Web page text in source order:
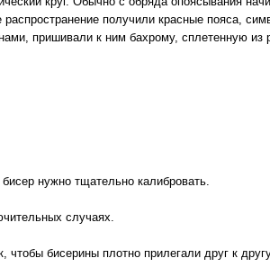
получили красные пояса,
пришивали к ним бахрому, сплетенную из
нужно тщательно калибровать.
случаях.
бисерины плотно прилегали друг к